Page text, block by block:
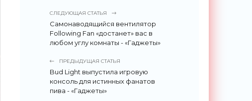
СЛЕДУЮЩАЯ СТАТЬЯ
Самонаводящийся вентилятор
Following Fan «достанет» вас в
любом углу комнаты - «Гаджеты»
ПРЕДЫДУЩАЯ СТАТЬЯ
Bud Light выпустила игровую
консоль для истинных фанатов
пива - «Гаджеты»